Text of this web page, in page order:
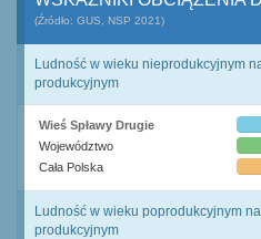
(Źródło: GUS, NSP 2021)
Ludność w wieku nieprodukcyjnym
produkcyjnym
Wieś Spławy Drugie
Województwo
Cała Polska
Ludność w wieku poprodukcyjnym
produkcyjnym